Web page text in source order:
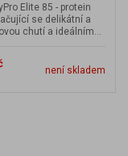
Elite 85 - protein
se delikátní a
chutí a ideálním
není skladem